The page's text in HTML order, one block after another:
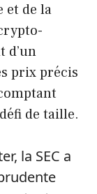
et de la
d’un
prix précis
de taille.
la SEC a